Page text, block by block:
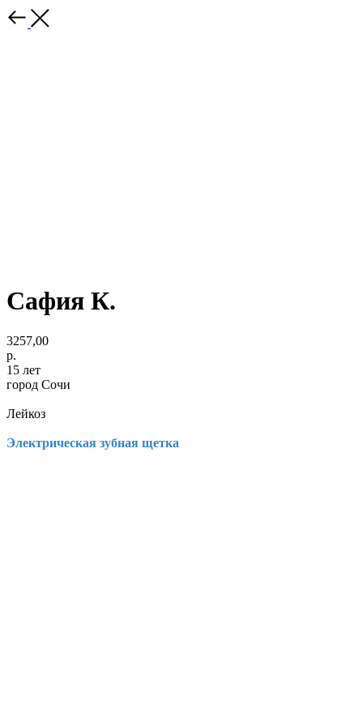
Сафия К.
3257,00
р.
15 лет
город Сочи
Лейкоз
Электрическая зубная щетка